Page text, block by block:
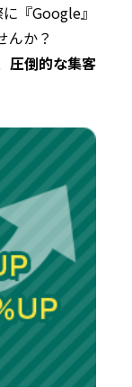
『Google』
んか？
圧倒的な集客